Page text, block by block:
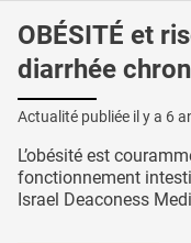
OBÉSITÉ et
diarrhée
Actualité publiée il y a 6
L’obésité est
fonctionnement
Israel Deaconess